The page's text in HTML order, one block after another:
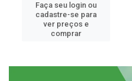
Faça seu login ou
cadastre-se para
ver preços e
comprar